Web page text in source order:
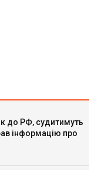
до РФ, судитимуть
інформацію про